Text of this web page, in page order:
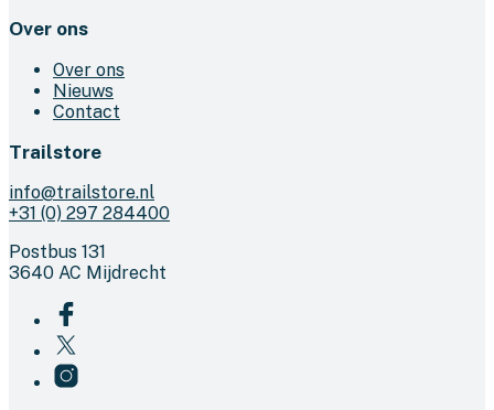
Over ons
Over ons
Nieuws
Contact
Trailstore
info@trailstore.nl
+31 (0) 297 284400
Postbus 131
3640 AC Mijdrecht